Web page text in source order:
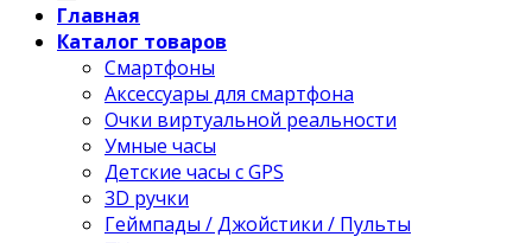
Главная
Каталог товаров
Смартфоны
Аксессуары для смартфона
Очки виртуальной реальности
Умные часы
Детские часы с GPS
3D ручки
Геймпады / Джойстики / Пульты